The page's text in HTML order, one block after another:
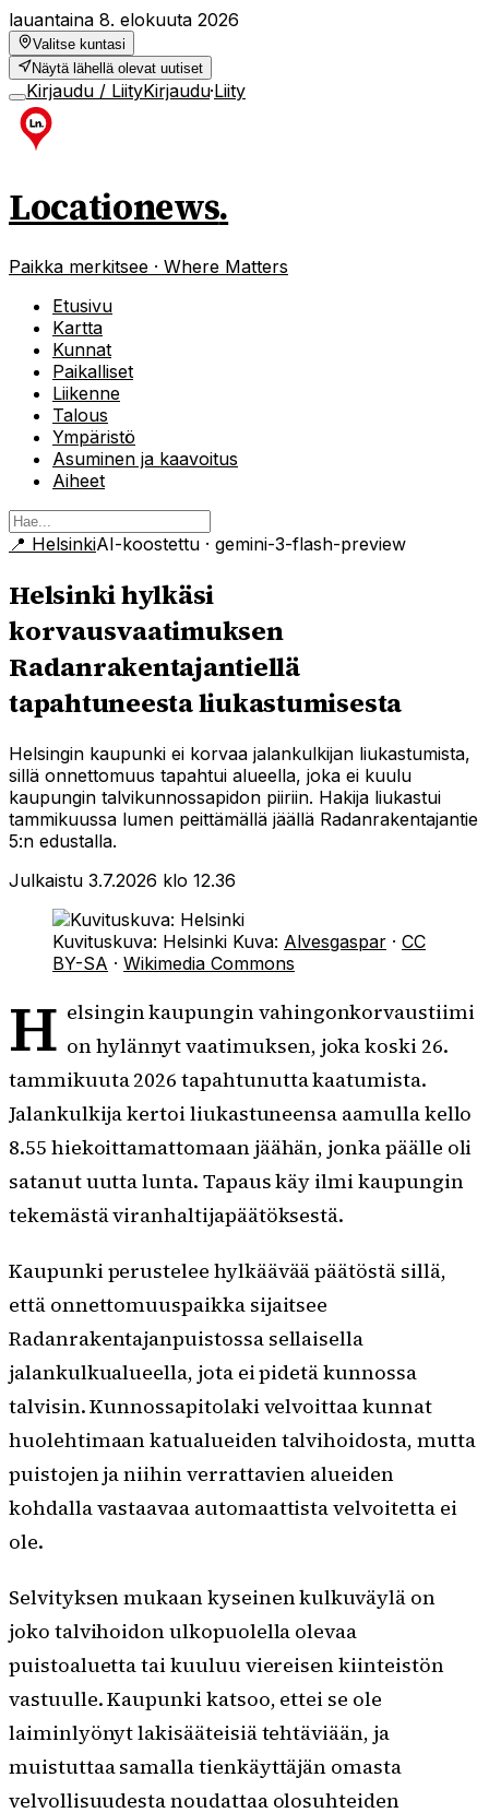
lauantaina 8. elokuuta 2026
Valitse kuntasi
Näytä lähellä olevat uutiset
Kirjaudu / LiityKirjaudu·Liity
Locationews.
Paikka merkitsee · Where Matters
Etusivu
Kartta
Kunnat
Paikalliset
Liikenne
Talous
Ympäristö
Asuminen ja kaavoitus
Aiheet
📍 HelsinkiAI-koostettu · gemini-3-flash-preview
Helsinki hylkäsi
korvausvaatimuksen
Radanrakentajantiellä
tapahtuneesta liukastumisesta
Helsingin kaupunki ei korvaa jalankulkijan liukastumista,
sillä onnettomuus tapahtui alueella, joka ei kuulu
kaupungin talvikunnossapidon piiriin. Hakija liukastui
tammikuussa lumen peittämällä jäällä Radanrakentajantie
5:n edustalla.
Julkaistu 3.7.2026 klo 12.36
Kuvituskuva: Helsinki Kuva: Alvesgaspar · CC
BY-SA · Wikimedia Commons
H elsingin kaupungin vahingonkorvaustiimi
on hylännyt vaatimuksen, joka koski 26.
tammikuuta 2026 tapahtunutta kaatumista.
Jalankulkija kertoi liukastuneensa aamulla kello
8.55 hiekoittamattomaan jäähän, jonka päälle oli
satanut uutta lunta. Tapaus käy ilmi kaupungin
tekemästä viranhaltijapäätöksestä.
Kaupunki perustelee hylkäävää päätöstä sillä,
että onnettomuuspaikka sijaitsee
Radanrakentajanpuistossa sellaisella
jalankulkualueella, jota ei pidetä kunnossa
talvisin. Kunnossapitolaki velvoittaa kunnat
huolehtimaan katualueiden talvihoidosta, mutta
puistojen ja niihin verrattavien alueiden
kohdalla vastaavaa automaattista velvoitetta ei
ole.
Selvityksen mukaan kyseinen kulkuväylä on
joko talvihoidon ulkopuolella olevaa
puistoaluetta tai kuuluu viereisen kiinteistön
vastuulle. Kaupunki katsoo, ettei se ole
laiminlyönyt lakisääteisiä tehtäviään, ja
muistuttaa samalla tienkäyttäjän omasta
velvollisuudesta noudattaa olosuhteiden